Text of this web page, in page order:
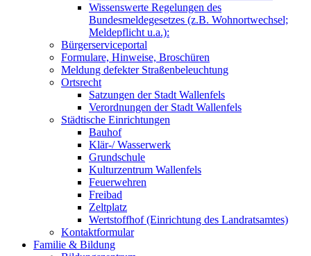
Wissenswerte Regelungen des
Bundesmeldegesetzes (z.B. Wohnortwechsel;
Meldepflicht u.a.):
Bürgerserviceportal
Formulare, Hinweise, Broschüren
Meldung defekter Straßenbeleuchtung
Ortsrecht
Satzungen der Stadt Wallenfels
Verordnungen der Stadt Wallenfels
Städtische Einrichtungen
Bauhof
Klär-/ Wasserwerk
Grundschule
Kulturzentrum Wallenfels
Feuerwehren
Freibad
Zeltplatz
Wertstoffhof (Einrichtung des Landratsamtes)
Kontaktformular
Familie & Bildung